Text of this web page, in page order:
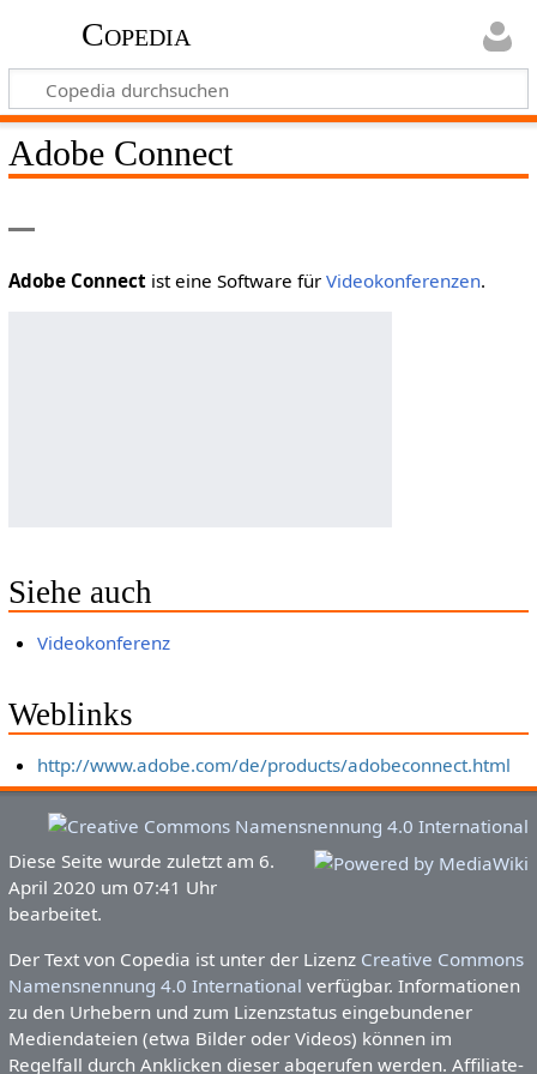
Copedia
Adobe Connect
Adobe Connectist eine Software für Videokonferenzen.
Siehe auch
Videokonferenz
Weblinks
http://www.adobe.com/de/products/adobeconnect.html
Diese Seite wurde zuletzt am 6.
April 2020 um 07:41 Uhr
bearbeitet.
Der Text von Copedia ist unter der Lizenz Creative Commons
Namensnennung 4.0 International verfügbar. Informationen
zu den Urhebern und zum Lizenzstatus eingebundener
Mediendateien (etwa Bilder oder Videos) können im
Regelfall durch Anklicken dieser abgerufen werden. Affiliate-